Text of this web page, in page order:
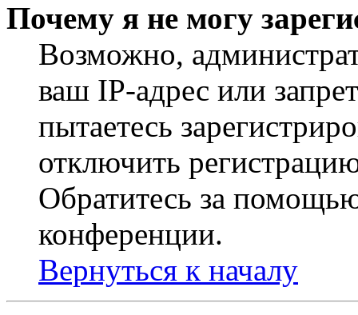
Почему я не могу
Возможно,
ваш IP-адрес или
пытаетесь
отключить
Обратитесь за
конференции.
Вернуться к началу